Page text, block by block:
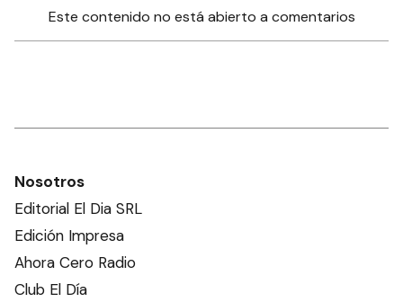
Este contenido no está abierto a comentarios
Nosotros
Editorial El Dia SRL
Edición Impresa
Ahora Cero Radio
Club El Día